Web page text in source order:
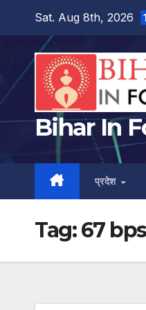
content
Sat. Aug 8th, 2026
Bihar In
प्रदेश
Tag:67